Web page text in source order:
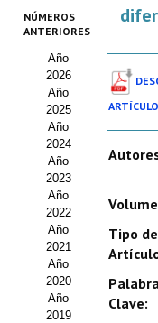
Asociación AIDA
Organigrama
Estatutos
Hacerse socio
Noticias
Galería de Fotos
Web AIDA 2.0
REVISTA ITEA
NÚMEROS
ANTERIORES
Año
2026
Año
2025
Año
2024
Año
2023
Año
2022
Año
2021
Año
2020
Año
2019
ARTÍCULO
Tipo de
Clave: